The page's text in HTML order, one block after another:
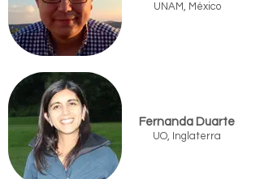
UNAM, México
Fernanda Duarte
UO, Inglaterra